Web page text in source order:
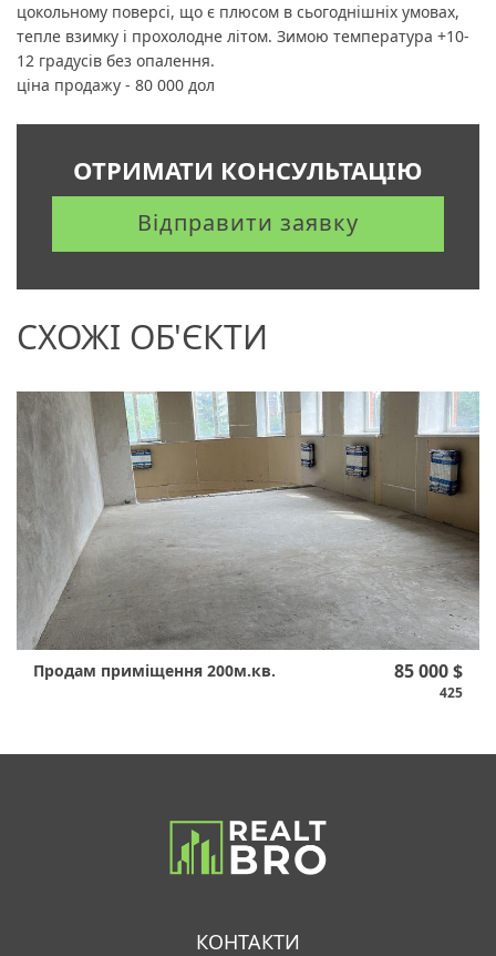
цокольному поверсі, що є плюсом в сьогоднішніх умовах,
тепле взимку і прохолодне літом. Зимою температура +10-
12 градусів без опалення.
ціна продажу - 80 000 дол
ОТРИМАТИ КОНСУЛЬТАЦІЮ
Відправити заявку
СХОЖІ ОБ'ЄКТИ
Продам приміщення 200м.кв. 85 000 $
425
КОНТАКТИ